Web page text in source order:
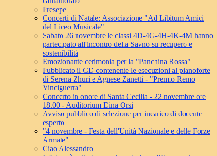
Presepe
Concerti di Natale: Associazione "Ad Libitum Amici
del Liceo Musicale"
Sabato 26 novembre le classi 4D-4G-4H-4K-4M hanno
partecipato all'incontro della Savno su recupero e
sostenibilità
Emozionante cerimonia per la "Panchina Rossa"
Pubblicato il CD contenente le esecuzioni al pianoforte
di Serena Zhuri e Agnese Zanetti - "Premio Remo
Vinciguerra"
Concerto in onore di Santa Cecilia - 22 novembre ore
18.00 - Auditorium Dina Orsi
Avviso pubblico di selezione per incarico di docente
esperto
"4 novembre - Festa dell'Unità Nazionale e delle Forze
Armate"
Ciao Alessandro